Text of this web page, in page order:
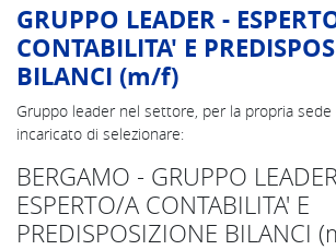
GRUPPO LEADER -
CONTABILITA' E
BILANCI (m/f)
Gruppo leader nel settore, per la propria
incaricato di selezionare:
BERGAMO - GRUPPO
ESPERTO/A CONTABILITA' E
PREDISPOSIZIONE BILANCI